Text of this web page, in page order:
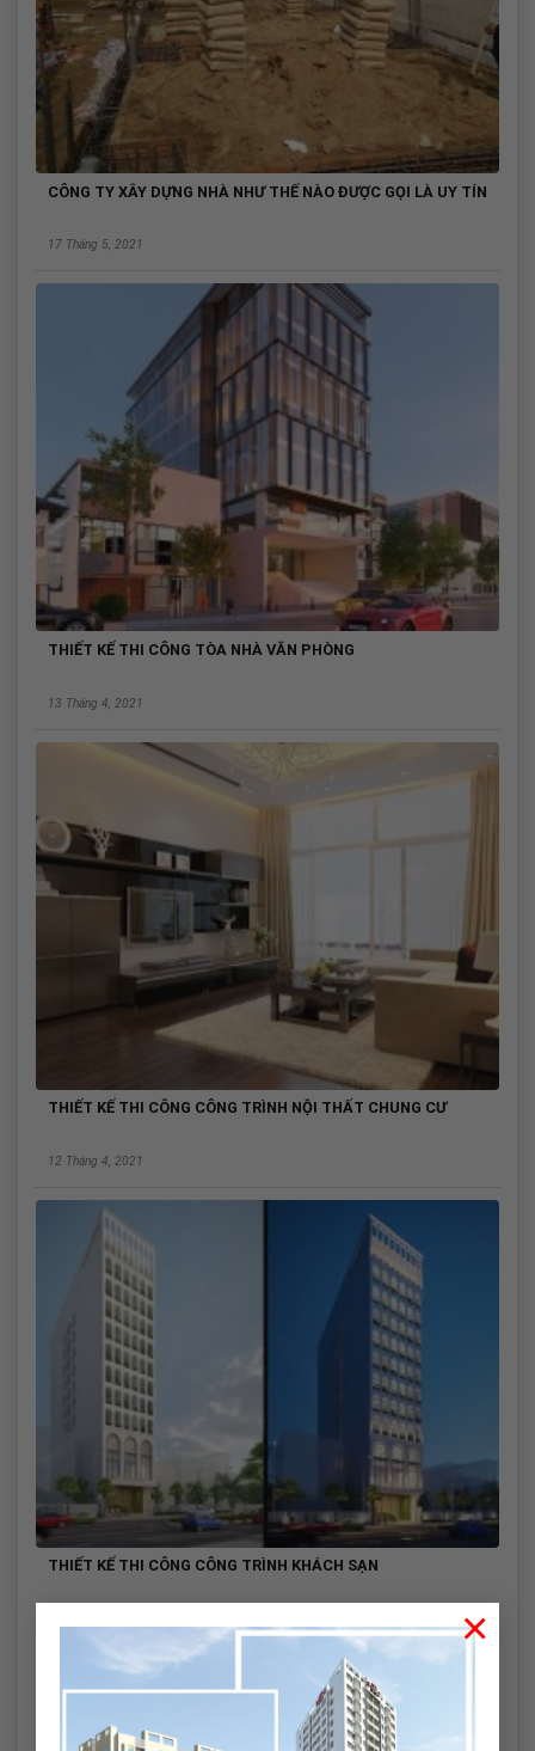
×
CÔNG TY XÂY DỰNG NHÀ NHƯ THẾ NÀO ĐƯỢC GỌI LÀ UY TÍN
17 Tháng 5, 2021
THIẾT KẾ THI CÔNG TÒA NHÀ VĂN PHÒNG
13 Tháng 4, 2021
THIẾT KẾ THI CÔNG CÔNG TRÌNH NỘI THẤT CHUNG CƯ
12 Tháng 4, 2021
THIẾT KẾ THI CÔNG CÔNG TRÌNH KHÁCH SẠN